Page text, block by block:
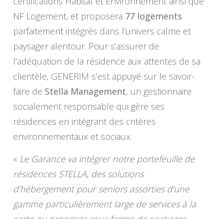
NF Logement, et proposera 77 logements
parfaitement intégrés dans l’univers calme et
paysager alentour. Pour s’assurer de
l’adéquation de la résidence aux attentes de sa
clientèle, GENERIM s’est appuyé sur le savoir-
faire de Stella Management, un gestionnaire
socialement responsable qui gère ses
résidences en intégrant des critères
environnementaux et sociaux.
« Le Garance va intégrer notre portefeuille de
résidences STELLA, des solutions
d’hébergement pour seniors assorties d’une
gamme particulièrement large de services à la